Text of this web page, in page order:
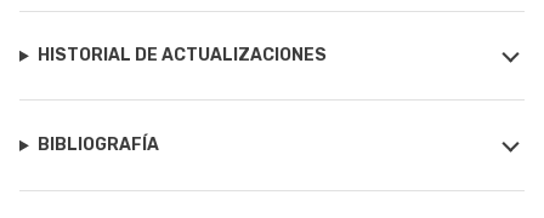
HISTORIAL DE ACTUALIZACIONES
BIBLIOGRAFÍA